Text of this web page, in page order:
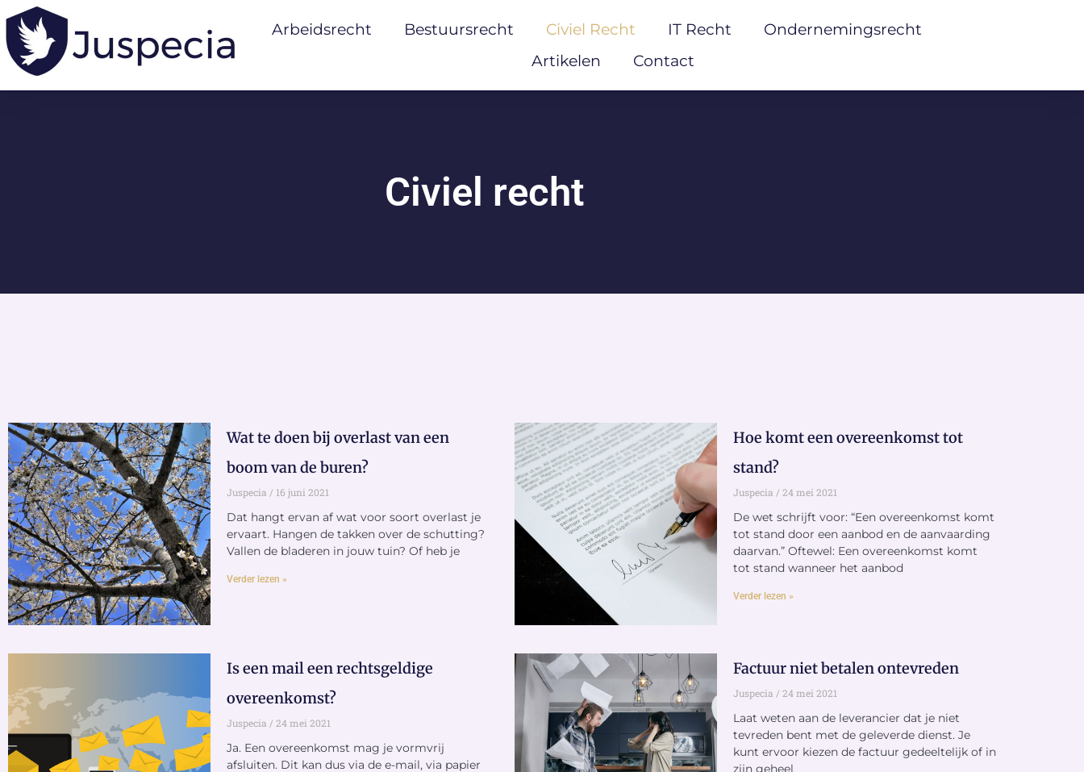
Arbeidsrecht Bestuursrecht Civiel Recht IT Recht
Ondernemingsrecht
Artikelen
Contact
Civiel recht
Wat te doen bij overlast van een
boom van de buren?
Juspecia 16 juni 2021
Dat hangt ervan af wat voor soort overlast je
ervaart. Hangen de takken over de schutting?
Vallen de bladeren in jouw tuin? Of heb je
Verder lezen »
Hoe komt een overeenkomst tot
stand?
Juspecia 24 mei 2021
De wet schrijft voor: “Een overeenkomst komt
tot stand door een aanbod en de aanvaarding
daarvan.” Oftewel: Een overeenkomst komt
tot stand wanneer het aanbod
Verder lezen »
Is een mail een rechtsgeldige
overeenkomst?
Juspecia 24 mei 2021
Ja. Een overeenkomst mag je vormvrij
afsluiten. Dit kan dus via de e-mail, via papier
Factuur niet betalen ontevreden
Juspecia 24 mei 2021
Laat weten aan de leverancier dat je niet
tevreden bent met de geleverde dienst. Je
kunt ervoor kiezen de factuur gedeeltelijk of in
zijn geheel